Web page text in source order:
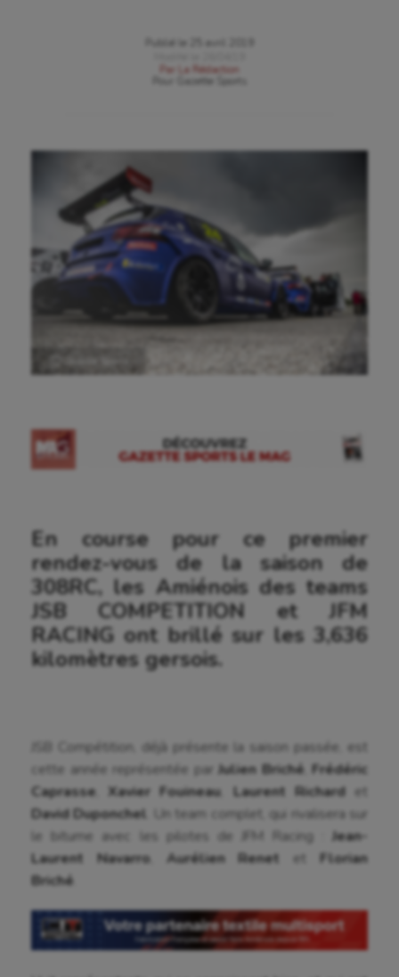
Publié le
25 avril 2019
Par
La Rédaction
Gazette Sports
En course pour ce premier
rendez-vous de la saison de
308RC, les Amiénois des teams
JSB COMPETITION et JFM
RACING ont brillé sur les 3,636
kilomètres gersois.
JSB Compétition, déjà présente la saison passée, est
cette année représentée par Julien Briché Frédéric
Caprasse
Xavier Fouineau Laurent Richardet
David Duponchel
. Un team complet, qui rivalisera sur
le bitume avec les pilotes de JFM Racing : Jean-
Laurent Navarro, Aurélien Renet etFlorian
Briché